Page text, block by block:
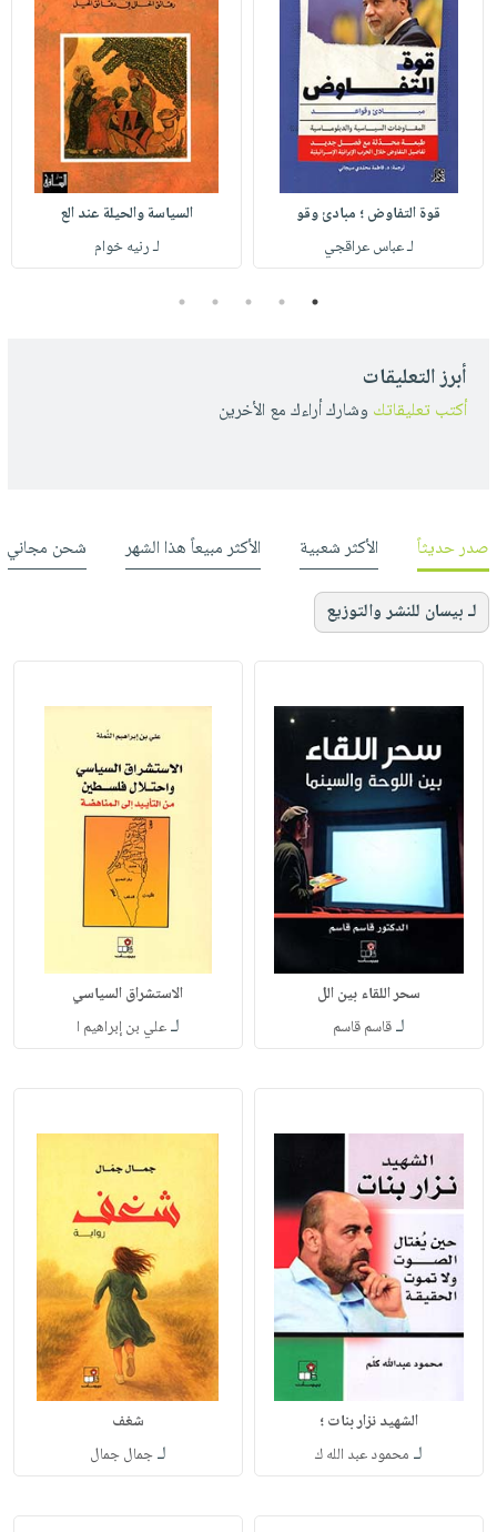
قوة التفاوض ؛ مبادئ وقو
لـ عباس عراقجي
السياسة والحيلة عند الع
لـ رنيه خوام
1
2
3
4
5
أبرز التعليقات
أكتب تعليقاتك وشارك أراءك مع الأخرين
صدر حديثاً الأكثر شعبية الأكثر مبيعاً هذا الشهر شحن مجاني
لـ بيسان للنشر والتوزيع
سحر اللقاء بين الل
لـقاسم قاسم
الاستشراق السياسي
لـعلي بن إبراهيم ا
الشهيد نزار بنات ؛
لـ محمود عبد الله ك
شغف
لـجمال جمال